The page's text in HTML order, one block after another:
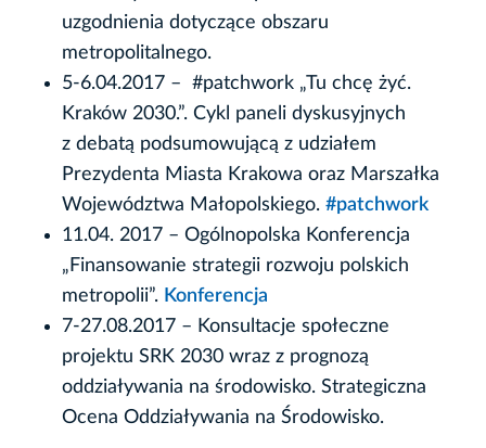
uzgodnienia dotyczące obszaru
metropolitalnego.
5-6.04.2017 – #patchwork „Tu chcę żyć.
Kraków 2030.”. Cykl paneli dyskusyjnych
z debatą podsumowującą z udziałem
Prezydenta Miasta Krakowa oraz Marszałka
Województwa Małopolskiego. #patchwork
11.04. 2017 – Ogólnopolska Konferencja
„Finansowanie strategii rozwoju polskich
metropolii”. Konferencja
7-27.08.2017 – Konsultacje społeczne
projektu SRK 2030 wraz z prognozą
oddziaływania na środowisko. Strategiczna
Ocena Oddziaływania na Środowisko.